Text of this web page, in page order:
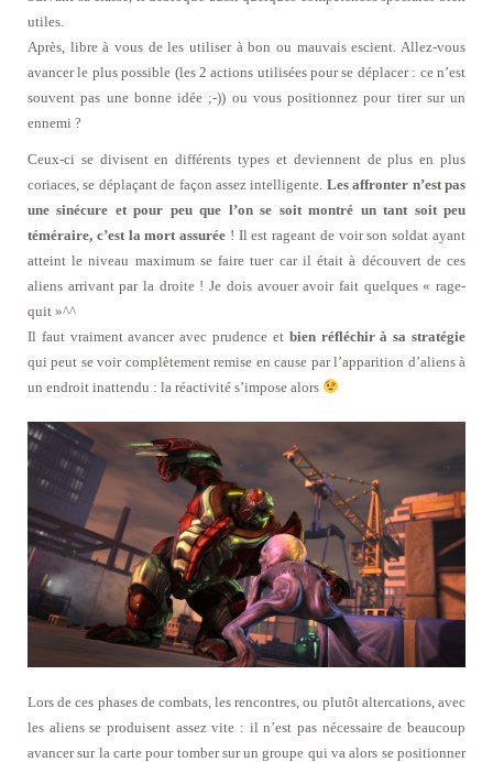
utiles.
Après, libre à vous de les utiliser à bon ou mauvais escient. Allez-vous
avancer le plus possible (les 2 actions utilisées pour se déplacer : ce n’est
souvent pas une bonne idée ;-)) ou vous positionnez pour tirer sur un
ennemi ?
Ceux-ci se divisent en différents types et deviennent de plus en plus
coriaces, se déplaçant de façon assez intelligente. Les affronter n’est pas
une sinécure et pour peu que l’on se soit montré un tant soit peu
téméraire, c’est la mort assurée ! Il est rageant de voir son soldat ayant
atteint le niveau maximum se faire tuer car il était à découvert de ces
aliens arrivant par la droite ! Je dois avouer avoir fait quelques « rage-
quit »^^
Il faut vraiment avancer avec prudence et bien réfléchir à sa stratégie
qui peut se voir complètement remise en cause par l’apparition d’aliens à
un endroit inattendu : la réactivité s’impose alors
Lors de ces phases de combats, les rencontres, ou plutôt altercations, avec
les aliens se produisent assez vite : il n’est pas nécessaire de beaucoup
avancer sur la carte pour tomber sur un groupe qui va alors se positionner